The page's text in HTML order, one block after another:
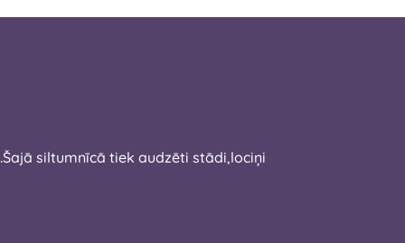
siltumnīcā tiek audzēti stādi,lociņi